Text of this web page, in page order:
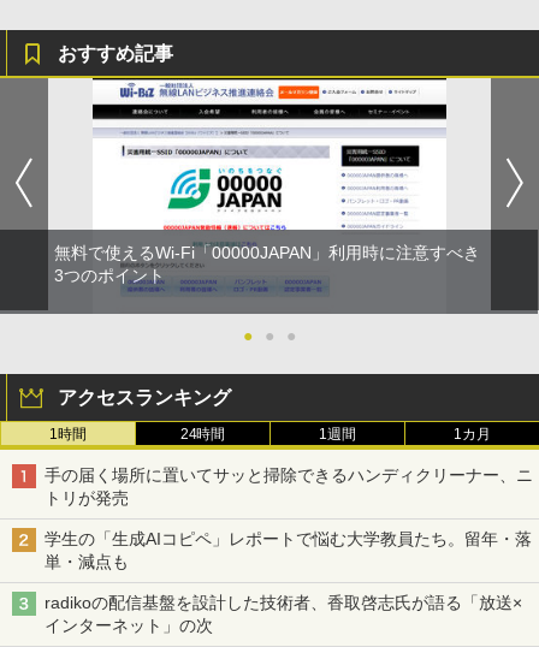
おすすめ記事
無料で使えるWi-Fi「00000JAPAN」利用時に注意すべき
3つのポイント
● ● ●
アクセスランキング
1時間 24時間 1週間 1カ月
手の届く場所に置いてサッと掃除できるハンディクリーナー、ニ
トリが発売
学生の「生成AIコピペ」レポートで悩む大学教員たち。留年・落
単・減点も
radikoの配信基盤を設計した技術者、香取啓志氏が語る「放送×
インターネット」の次